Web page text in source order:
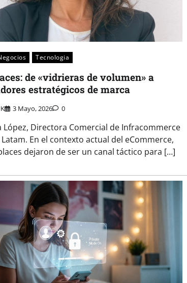
Tecnologia
de «vidrieras de volumen» a
estratégicos de marca
3 Mayo, 2026 0
López, Directora Comercial de Infracommerce
En el contexto actual del eCommerce,
dejaron de ser un canal táctico para […]